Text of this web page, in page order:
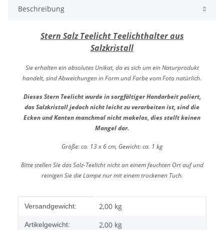
Beschreibung
Stern Salz Teelicht Teelichthalter aus
Salzkristall
Sie erhalten ein absolutes Unikat, da es sich um ein Naturprodukt
handelt, sind Abweichungen in Form und Farbe vom Foto natürlich.
Dieses Stern Teelicht wurde in sorgfältiger Handarbeit poliert,
das Salzkristall jedoch nicht leicht zu verarbeiten ist, sind die
Ecken und Kanten manchmal nicht makelos, dies stellt keinen
Mangel dar.
Größe: ca. 13 x 6 cm, Gewicht: ca. 1 kg
Bitte stellen Sie das Salz-Teelicht nicht an einem feuchten Ort auf und
reinigen Sie die Lampe nur mit einem trockenen Tuch.
Produkteigenschaft
Wert
Versandgewicht: 2,00 kg
Artikelgewicht: 2,00 kg